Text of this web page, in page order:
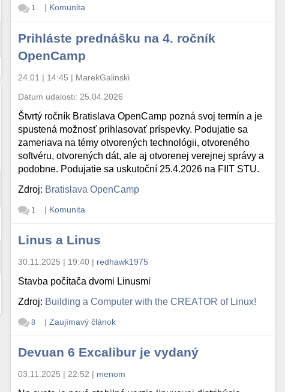
1 | Komunita
Prihláste prednášku na 4. ročník
OpenCamp
24.01 | 14:45 | MarekGalinski
Dátum udalosti: 25.04.2026
Štvrtý ročník Bratislava OpenCamp pozná svoj termín a je
spustená možnosť prihlasovať príspevky. Podujatie sa
zameriava na témy otvorených technológii, otvoreného
softvéru, otvorených dát, ale aj otvorenej verejnej správy a
podobne. Podujatie sa uskutoční 25.4.2026 na FIIT STU.
Zdroj: Bratislava OpenCamp
1 | Komunita
Linus a Linus
30.11.2025 | 19:40 | redhawk1975
Stavba počítača dvomi Linusmi
Zdroj: Building a Computer with the CREATOR of Linux!
8 | Zaujímavý článok
Devuan 6 Excalibur je vydaný
03.11.2025 | 22:52 | menom